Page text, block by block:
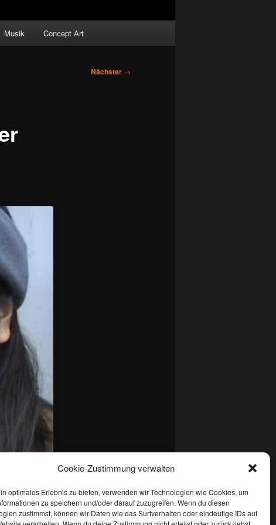
Cookie-Zustimmung verwalten
optimales Erlebnis zu bieten, verwenden wir Technologien wie Cookies, um
zu speichern und/oder darauf zuzugreifen. Wenn du diesen
zustimmst, können wir Daten wie das Surfverhalten oder eindeutige IDs auf
Musik Concept Art
Nächster →